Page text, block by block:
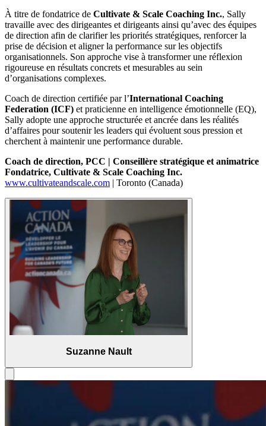
À titre de fondatrice de Cultivate & Scale Coaching Inc., Sally
travaille avec des dirigeantes et dirigeants ainsi qu’avec des équipes
de direction afin de clarifier les priorités stratégiques, renforcer la
prise de décision et aligner la performance sur les objectifs
organisationnels. Son approche vise à transformer une réflexion
rigoureuse en résultats concrets et mesurables au sein
d’organisations complexes.
Coach de direction certifiée par l’International Coaching
Federation (ICF) et praticienne en intelligence émotionnelle (EQ),
Sally adopte une approche structurée et ancrée dans les réalités
d’affaires pour soutenir les leaders qui évoluent sous pression et
cherchent à maintenir une performance durable.
Coach de direction, PCC | Conseillère stratégique et animatrice
Fondatrice, Cultivate & Scale Coaching Inc.
www.cultivateandscale.com | Toronto (Canada)
Suzanne Nault